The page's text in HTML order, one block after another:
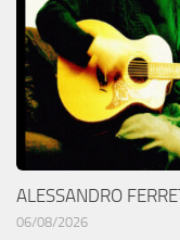
ALESSANDRO
06/08/2026